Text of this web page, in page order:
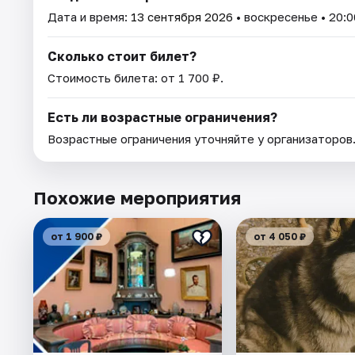
Дата и время: 13 сентября 2026 • воскресенье •
Сколько стоит билет?
Стоимость билета: от 1 700 ₽.
Есть ли возрастные ограничения?
Возрастные ограничения уточняйте у организаторов.
Похожие мероприятия
от 1 900 ₽ от 4 050 ₽